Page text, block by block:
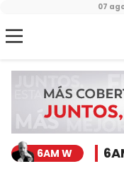
07
6AM W